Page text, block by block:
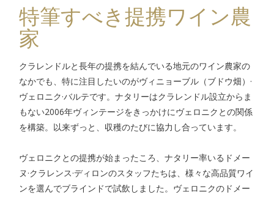
特筆すべき提携ワイン農
家
クラレンドルと長年の提携を結んでいる地元のワイン農家の
なかでも、特に注目したいのがヴィニョーブル（ブドウ畑）·
ヴェロニク·バルテです。ナタリーはクラレンドル設立からま
もない2006年ヴィンテージをきっかけにヴェロニクとの関係
を構築。以来ずっと、収穫のたびに協力し合っています。
ヴェロニクとの提携が始まったころ、ナタリー率いるドメー
ヌ·クラレンス·ディロンのスタッフたちは、様々な高品質ワイ
ンを選んでブラインドで試飲しました。ヴェロニクのドメー